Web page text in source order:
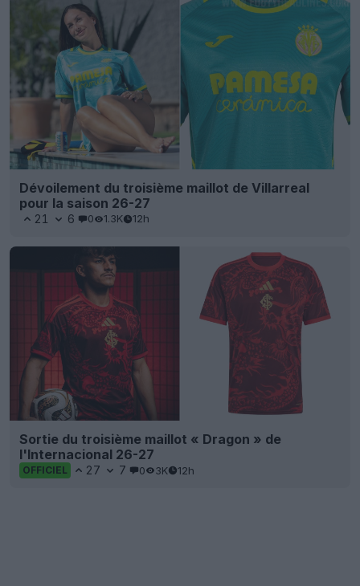
Dévoilement du troisième maillot de Villarreal
pour la saison 26-27
21 6 0 1.3K 12h
Sortie du troisième maillot « Dragon » de
l'Internacional 26-27
OFFICIEL 27 7 0 3K 12h